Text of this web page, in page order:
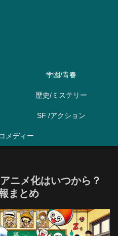
学園/青春
歴史/ミステリー
SF /アクション
メディー
ニメ化はいつから？
まとめ